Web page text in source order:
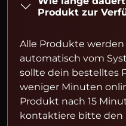
Produkt zur
Alle Produkte
automatisch vom
sollte dein bestelltes
weniger Minuten
Produkt nach 15
kontaktiere bitte den